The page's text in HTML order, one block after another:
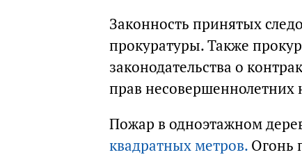
Законность принятых
прокуратуры. Также
законодательства о
прав несовершеннолетних
Пожар в одноэтажном
квадратных метров. Огонь